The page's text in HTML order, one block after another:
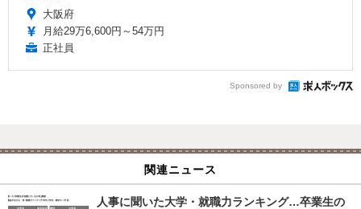
大阪府
月給29万6,600円～54万円
正社員
Sponsored by
関連ニュース
人事に聞いた大学・就職力ランキング…卒業生の